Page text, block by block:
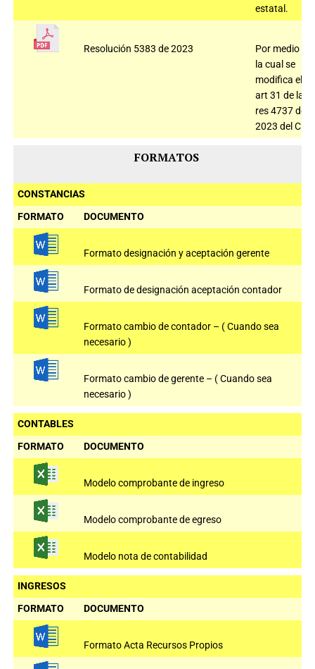
estatal.
Resolución 5383 de 2023
Por medio de
la cual se
modifica el
art 31 de la
res 4737 de
2023 del CNE
FORMATOS
CONSTANCIAS
FORMATO
DOCUMENTO
Formato designación y aceptación gerente
Formato de designación aceptación contador
Formato cambio de contador – ( Cuando sea
necesario )
Formato cambio de gerente – ( Cuando sea
necesario )
CONTABLES
FORMATO
DOCUMENTO
Modelo comprobante de ingreso
Modelo comprobante de egreso
Modelo nota de contabilidad
INGRESOS
FORMATO
DOCUMENTO
Formato Acta Recursos Propios